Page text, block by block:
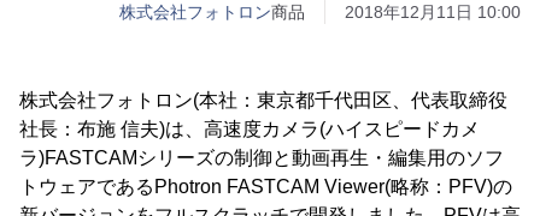
株式会社フォトロン商品 2018年12月11日 10:00
株式会社フォトロン(本社：東京都千代田区、代表取締役
社長：布施 信夫)は、高速度カメラ(ハイスピードカメ
ラ)FASTCAMシリーズの制御と動画再生・編集用のソフ
トウェアであるPhotron FASTCAM Viewer(略称：PFV)の